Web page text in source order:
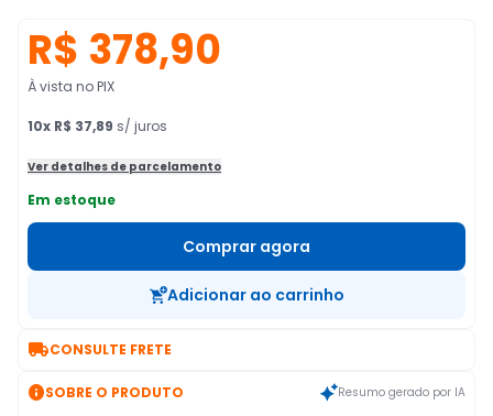
R$ 378,90
À vista no PIX
10x R$ 37,89 s/ juros
Ver detalhes de parcelamento
Em estoque
Comprar agora
Adicionar ao carrinho
CONSULTE FRETE
SOBRE O PRODUTO Resumo gerado por IA